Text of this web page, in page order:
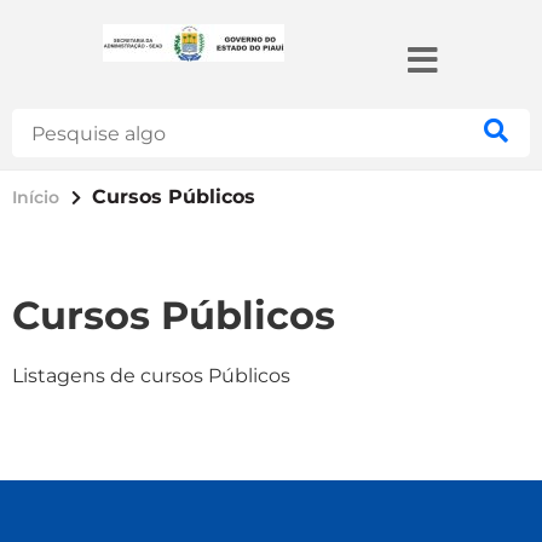
Início Cursos Públicos
Cursos Públicos
Listagens de cursos Públicos